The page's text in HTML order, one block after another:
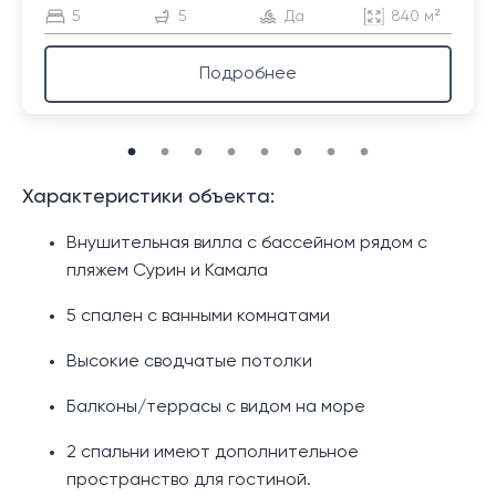
5 5 Да 840 м²
Подробнее
Характеристики объекта:
Внушительная вилла с бассейном рядом с
пляжем Сурин и Камала
5 спален с ванными комнатами
Высокие сводчатые потолки
Балконы/террасы с видом на море
2 спальни имеют дополнительное
пространство для гостиной.